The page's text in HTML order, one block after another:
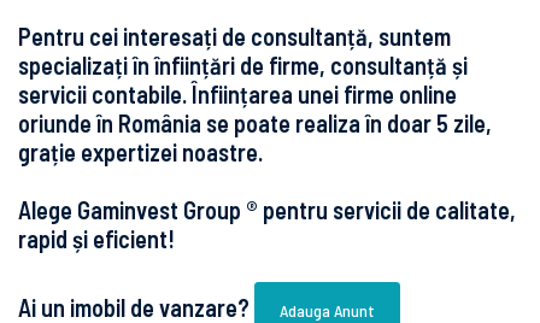
Pentru cei interesați de consultanță, suntem
specializați în înființări de firme, consultanță și
servicii contabile. Înființarea unei firme online
oriunde în România se poate realiza în doar 5 zile,
grație expertizei noastre.
Alege Gaminvest Group ® pentru servicii de calitate,
rapid și eficient!
Ai un imobil de vanzare? Adauga Anunt